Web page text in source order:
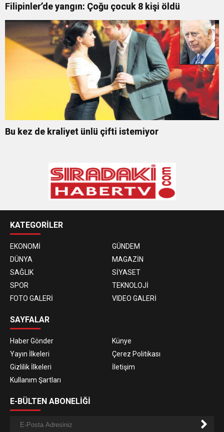
Filipinler’de yangın: Çoğu çocuk 8 kişi öldü
Bu kez de kraliyet ünlü çifti istemiyor
KATEGORİLER
EKONOMİ
GÜNDEM
DÜNYA
MAGAZİN
SAĞLIK
SİYASET
SPOR
TEKNOLOJİ
FOTO GALERİ
VIDEO GALERİ
SAYFALAR
Haber Gönder
Künye
Yayın İlkeleri
Çerez Politikası
Gizlilik İlkeleri
İletişim
Kullanım Şartları
E-BÜLTEN ABONELİĞİ